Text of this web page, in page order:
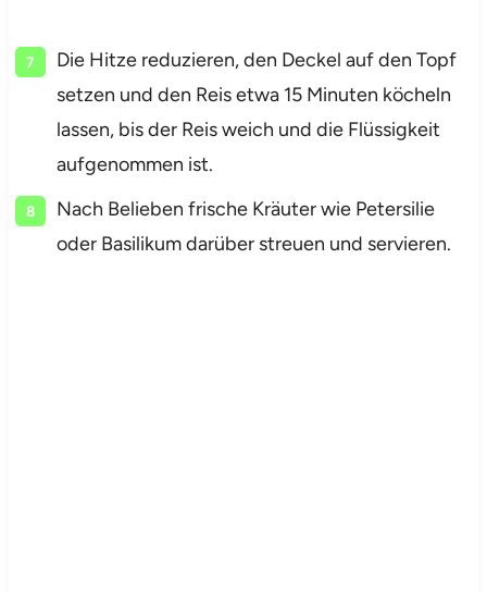
Die Hitze reduzieren, den Deckel auf den Topf
setzen und den Reis etwa 15 Minuten köcheln
lassen, bis der Reis weich und die Flüssigkeit
aufgenommen ist.
Nach Belieben frische Kräuter wie Petersilie
oder Basilikum darüber streuen und servieren.